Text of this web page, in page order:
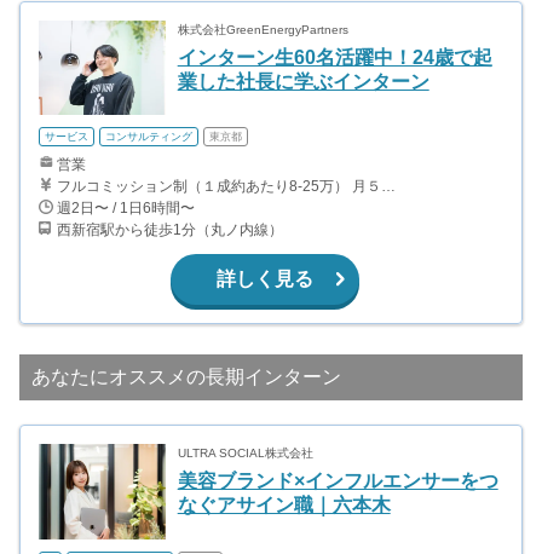
株式会社GreenEnergyPartners
インターン生60名活躍中！24歳で起
業した社長に学ぶインターン
サービス コンサルティング 東京都
営業
フルコミッション制（１成約あたり8-25万） 月５０万以上稼ぐインターン生も多数います！ ■収入例 ○入社１ヶ月目（明治大学2年生） 役職：アポインター 月間１契約×８万円＝８万円 ＋交通費 ○入社３ヶ月目（東京大学２年生） 役職：アポインター（ランク：ブロンズ） 月間３契約×10万円＝30万円 ＋交通費 ○入社６ヶ月目（早稲田大学３年生） 役職：アポインター（ランク：シルバー） 月間５契約×12万円＝60万円 ＋交通費 ○入社15ヶ月目（慶應大学３年生） 役職：クローザー 月間３契約×25万＝75万円 ＋交通費
週2日〜 / 1日6時間〜
西新宿駅から徒歩1分（丸ノ内線）
詳しく見る
あなたにオススメの長期インターン
ULTRA SOCIAL株式会社
美容ブランド×インフルエンサーをつ
なぐアサイン職｜六本木